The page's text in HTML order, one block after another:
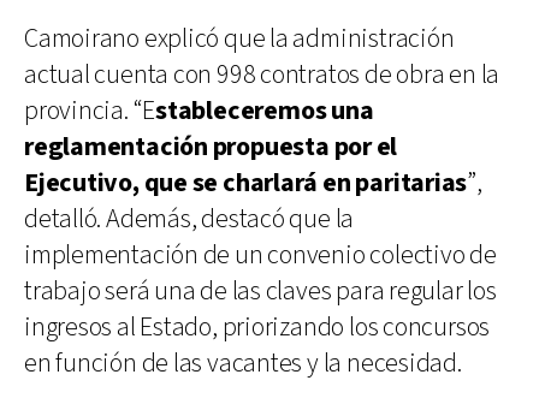
Camoirano explicó que la administración
actual cuenta con 998 contratos de obra en la
provincia. “Estableceremos una
reglamentación propuesta por el
Ejecutivo, que se charlará en paritarias”,
detalló. Además, destacó que la
implementación de un convenio colectivo de
trabajo será una de las claves para regular los
ingresos al Estado, priorizando los concursos
en función de las vacantes y la necesidad.